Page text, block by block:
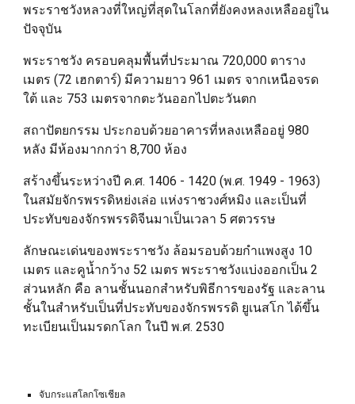
พระราชวังหลวงที่ใหญ่ที่สุดในโลกที่ยังคงหลงเหลืออยู่ใน
ปัจจุบัน
พระราชวัง ครอบคลุมพื้นที่ประมาณ 720,000 ตาราง
เมตร (72 เฮกตาร์) มีความยาว 961 เมตร จากเหนือจรด
ใต้ และ 753 เมตรจากตะวันออกไปตะวันตก
สถาปัตยกรรม ประกอบด้วยอาคารที่หลงเหลืออยู่ 980
หลัง มีห้องมากกว่า 8,700 ห้อง
สร้างขึ้นระหว่างปี ค.ศ. 1406 - 1420 (พ.ศ. 1949 - 1963)
ในสมัยจักรพรรดิหย่งเล่อ แห่งราชวงศ์หมิง และเป็นที่
ประทับของจักรพรรดิจีนมาเป็นเวลา 5 ศตวรรษ
ลักษณะเด่นของพระราชวัง ล้อมรอบด้วยกำแพงสูง 10
เมตร และคูน้ำกว้าง 52 เมตร พระราชวังแบ่งออกเป็น 2
ส่วนหลัก คือ ลานชั้นนอกสำหรับพิธีการของรัฐ และลาน
ชั้นในสำหรับเป็นที่ประทับของจักรพรรดิ ยูเนสโกได้ขึ้น
ทะเบียนเป็นมรดกโลก ในปี พ.ศ. 2530
จับกระแสโลกโซเชียล